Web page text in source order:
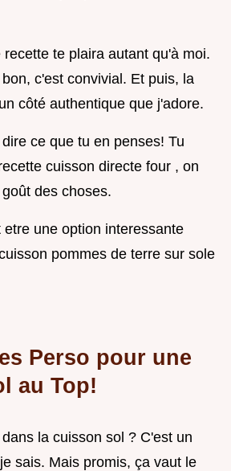
te plaira autant qu'à moi.
c'est convivial. Et puis, la
côté authentique que j'adore.
ce que tu en penses! Tu
cuisson directe four , on
des choses.
une option interessante
pommes de terre sur sole
Perso pour une
au Top!
la cuisson sol ? C'est un
sais. Mais promis, ça vaut le